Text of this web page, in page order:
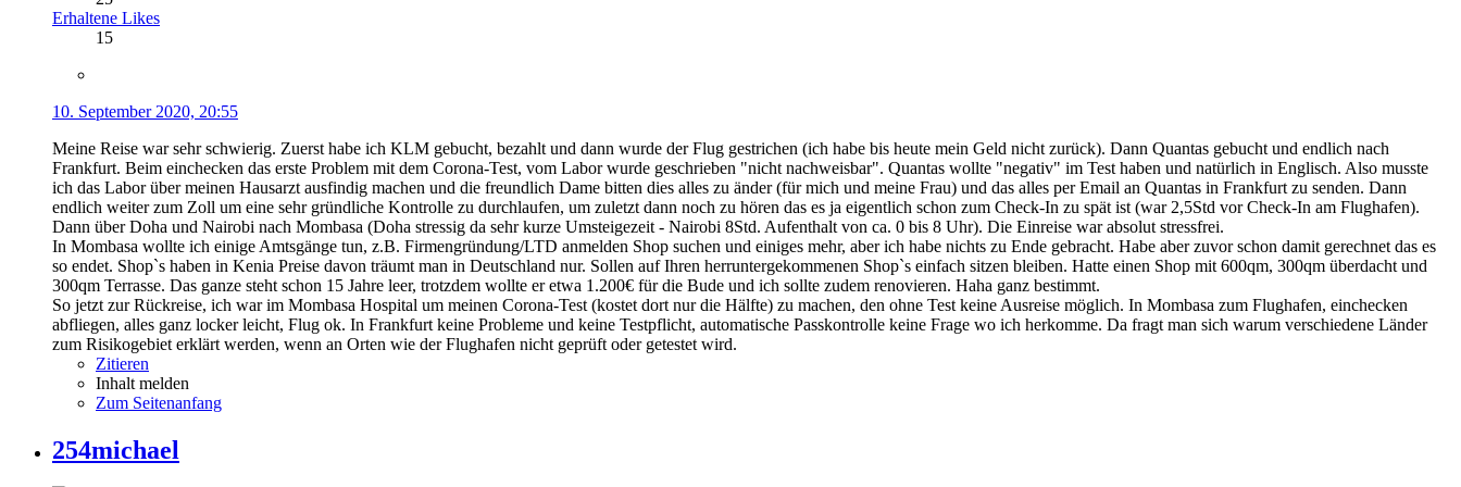
Erhaltene Likes
15
10. September 2020, 20:55
Meine Reise war sehr schwierig. Zuerst habe ich KLM gebucht, bezahlt und dann wurde der Flug gestrichen (ich habe bis heute mein Geld nicht zurück). Dann Quantas gebucht und endlich nach
Frankfurt. Beim einchecken das erste Problem mit dem Corona-Test, vom Labor wurde geschrieben "nicht nachweisbar". Quantas wollte "negativ" im Test haben und natürlich in Englisch. Also musste
ich das Labor über meinen Hausarzt ausfindig machen und die freundlich Dame bitten dies alles zu änder (für mich und meine Frau) und das alles per Email an Quantas in Frankfurt zu senden. Dann
endlich weiter zum Zoll um eine sehr gründliche Kontrolle zu durchlaufen, um zuletzt dann noch zu hören das es ja eigentlich schon zum Check-In zu spät ist (war 2,5Std vor Check-In am Flughafen).
Dann über Doha und Nairobi nach Mombasa (Doha stressig da sehr kurze Umsteigezeit - Nairobi 8Std. Aufenthalt von ca. 0 bis 8 Uhr). Die Einreise war absolut stressfrei.
In Mombasa wollte ich einige Amtsgänge tun, z.B. Firmengründung/LTD anmelden Shop suchen und einiges mehr, aber ich habe nichts zu Ende gebracht. Habe aber zuvor schon damit gerechnet das es
so endet. Shop`s haben in Kenia Preise davon träumt man in Deutschland nur. Sollen auf Ihren herruntergekommenen Shop`s einfach sitzen bleiben. Hatte einen Shop mit 600qm, 300qm überdacht und
300qm Terrasse. Das ganze steht schon 15 Jahre leer, trotzdem wollte er etwa 1.200€ für die Bude und ich sollte zudem renovieren. Haha ganz bestimmt.
So jetzt zur Rückreise, ich war im Mombasa Hospital um meinen Corona-Test (kostet dort nur die Hälfte) zu machen, den ohne Test keine Ausreise möglich. In Mombasa zum Flughafen, einchecken
abfliegen, alles ganz locker leicht, Flug ok. In Frankfurt keine Probleme und keine Testpflicht, automatische Passkontrolle keine Frage wo ich herkomme. Da fragt man sich warum verschiedene Länder
zum Risikogebiet erklärt werden, wenn an Orten wie der Flughafen nicht geprüft oder getestet wird.
Zitieren
Inhalt melden
Zum Seitenanfang
254michael